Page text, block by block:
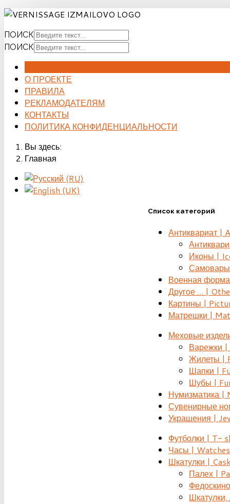
ПОИСК
ПОИСК
О ПРОЕКТЕ
ПРАВИЛА
РЕКЛАМОДАТЕЛЯМ
КОНТАКТЫ
ПОЛИТИКА КОНФИДЕНЦИАЛЬНОСТИ
Вы здесь:
Главная
Список категорий
Антиквариат |
Иконы |
Военная
Другое ... |
Картины |
Матрешки |
Меховые
Варежки
Жилеты |
Шапки |
Шубы |
Нумизматика |
Сувенирные
Украшения |
Футболки | T-
Часы | Watches
Шкатулки |
Палех |